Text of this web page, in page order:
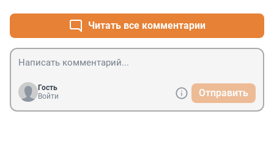
Читать все комментарии
Гость
Войти
Отправить